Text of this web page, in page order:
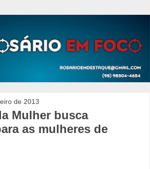
de 2013
Mulher busca
as mulheres de